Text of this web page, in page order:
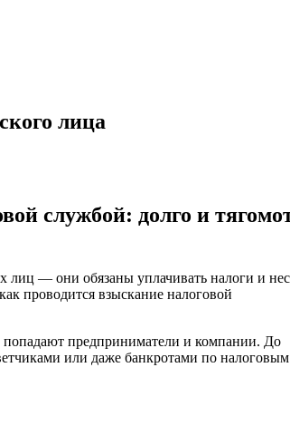
лица
службой: долго и
— они обязаны уплачивать налоги и
проводится взыскание налоговой
предприниматели и компании. До
или даже банкротами по налоговым